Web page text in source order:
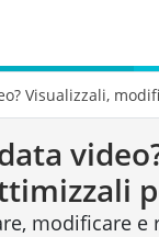
Visualizzali,
modificare